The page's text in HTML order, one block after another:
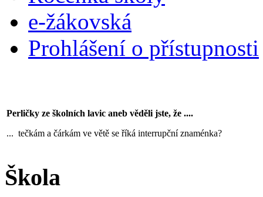
e-žákovská
Prohlášení o přístupnosti
Perličky ze školních lavic aneb věděli jste, že ....
... tečkám a čárkám ve větě se říká interrupční znaménka?
Škola